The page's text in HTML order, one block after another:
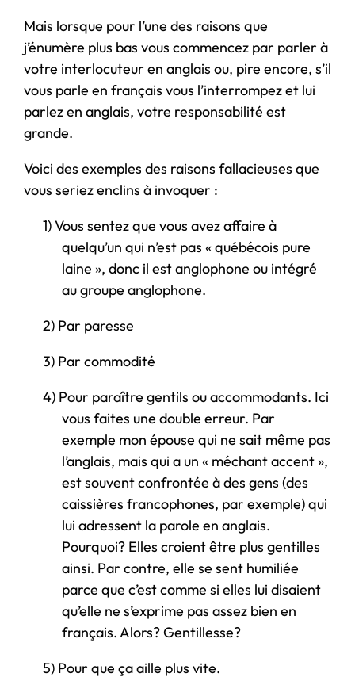
Mais lorsque pour l’une des raisons que
j’énumère plus bas vous commencez par parler à
votre interlocuteur en anglais ou, pire encore, s’il
vous parle en français vous l’interrompez et lui
parlez en anglais, votre responsabilité est
grande.
Voici des exemples des raisons fallacieuses que
vous seriez enclins à invoquer :
1)Vous sentez que vous avez affaire à
quelqu’un qui n’est pas « québécois pure
laine », donc il est anglophone ou intégré
au groupe anglophone.
2) Par paresse
3) Par commodité
4) Pour paraître gentils ou accommodants. Ici
vous faites une double erreur. Par
exemple mon épouse qui ne sait même pas
l’anglais, mais qui a un « méchant accent »,
est souvent confrontée à des gens (des
caissières francophones, par exemple) qui
lui adressent la parole en anglais.
Pourquoi? Elles croient être plus gentilles
ainsi. Par contre, elle se sent humiliée
parce que c’est comme si elles lui disaient
qu’elle ne s’exprime pas assez bien en
français. Alors? Gentillesse?
5) Pour que ça aille plus vite.